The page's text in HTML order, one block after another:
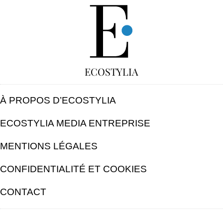
ECOSTYLIA
À PROPOS D’ECOSTYLIA
ECOSTYLIA MEDIA ENTREPRISE
MENTIONS LÉGALES
CONFIDENTIALITÉ ET COOKIES
CONTACT